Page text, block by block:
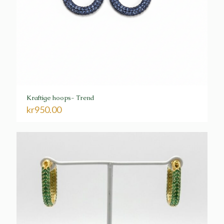
Kraftige hoops- Trend
kr950.00